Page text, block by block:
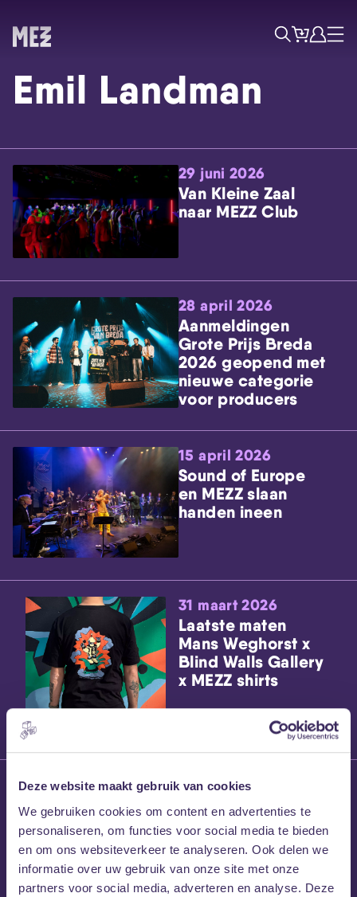
Deze website maakt gebruik van cookies
We gebruiken cookies om content en advertenties te
personaliseren, om functies voor social media te bieden
en om ons websiteverkeer te analyseren. Ook delen we
informatie over uw gebruik van onze site met onze
partners voor social media, adverteren en analyse. Deze
Skip navigatie
ZoekTicketsAccount
Menu
Emil Landman
29 juni 2026
Van Kleine Zaal
naar MEZZ Club
28 april 2026
Aanmeldingen
Grote Prijs Breda
2026 geopend met
nieuwe categorie
voor producers
15 april 2026
Sound of Europe
en MEZZ slaan
handen ineen
31 maart 2026
Laatste maten
Mans Weghorst x
Blind Walls Gallery
x MEZZ shirts
27 maart 2026
Willem’s Blog:
Frans Kalf